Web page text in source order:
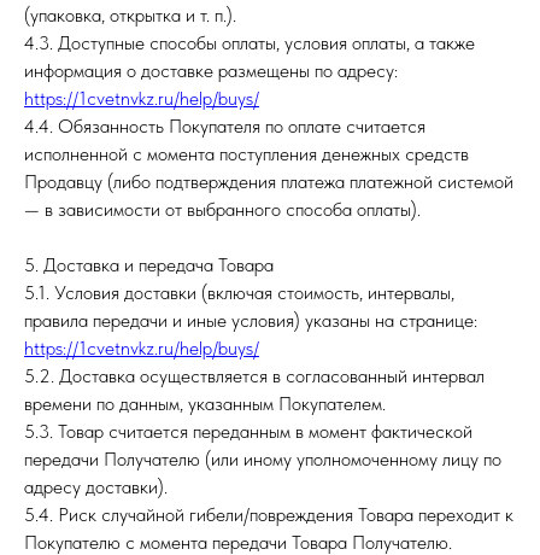
(упаковка, открытка и т. п.).
4.3. Доступные способы оплаты, условия оплаты, а также
информация о доставке размещены по адресу:
https://1cvetnvkz.ru/help/buys/
4.4. Обязанность Покупателя по оплате считается
исполненной с момента поступления денежных средств
Продавцу (либо подтверждения платежа платежной системой
— в зависимости от выбранного способа оплаты).
5. Доставка и передача Товара
5.1. Условия доставки (включая стоимость, интервалы,
правила передачи и иные условия) указаны на странице:
https://1cvetnvkz.ru/help/buys/
5.2. Доставка осуществляется в согласованный интервал
времени по данным, указанным Покупателем.
5.3. Товар считается переданным в момент фактической
передачи Получателю (или иному уполномоченному лицу по
адресу доставки).
5.4. Риск случайной гибели/повреждения Товара переходит к
Покупателю с момента передачи Товара Получателю.